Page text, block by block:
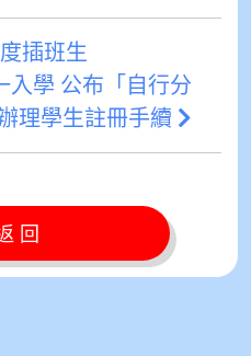
插班生
入學 公布「自行分
理學生註冊手續
回